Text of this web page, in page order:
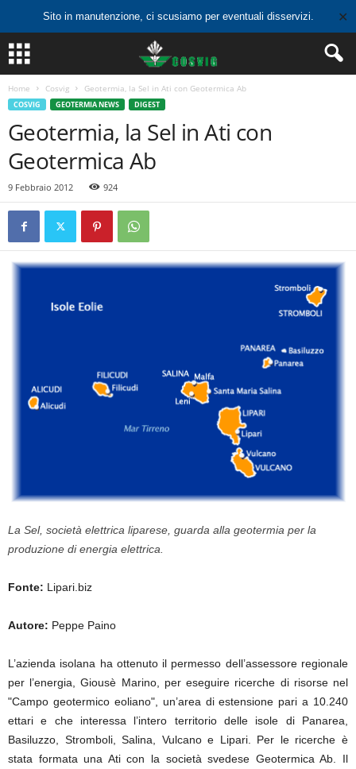
Sito in manutenzione, ci scusiamo per eventuali disservizi. ✕
Home Cosvig Geotermia, la Sel in Ati con Geotermica Ab
COSVIG GEOTERMIA NEWS DIGEST
Geotermia, la Sel in Ati con
Geotermica Ab
9 Febbraio 2012 924
La Sel, società elettrica liparese, guarda alla geotermia per la
produzione di energia elettrica.
Fonte: Lipari.biz
Autore: Peppe Paino
L’azienda isolana ha ottenuto il permesso dell’assessore regionale
per l’energia, Giousè Marino, per eseguire ricerche di risorse nel
"Campo geotermico eoliano", un’area di estensione pari a 10.240
ettari e che interessa l’intero territorio delle isole di Panarea,
Basiluzzo, Stromboli, Salina, Vulcano e Lipari. Per le ricerche è
stata formata una Ati con la società svedese Geotermica Ab. Il